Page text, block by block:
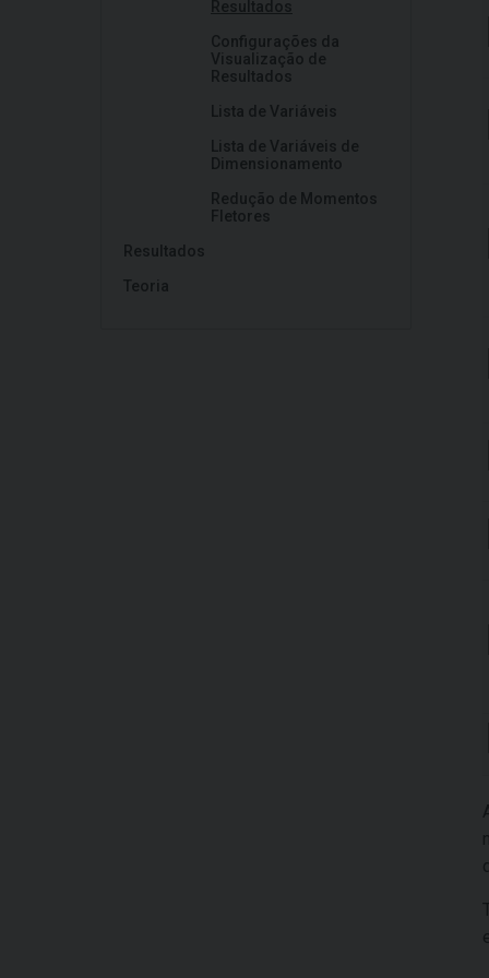
Resultados
Configurações da
Visualização de
Resultados
Lista de Variáveis
Lista de Variáveis de
Dimensionamento
Redução de Momentos
Fletores
Resultados
Teoria